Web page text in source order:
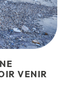
VENIR